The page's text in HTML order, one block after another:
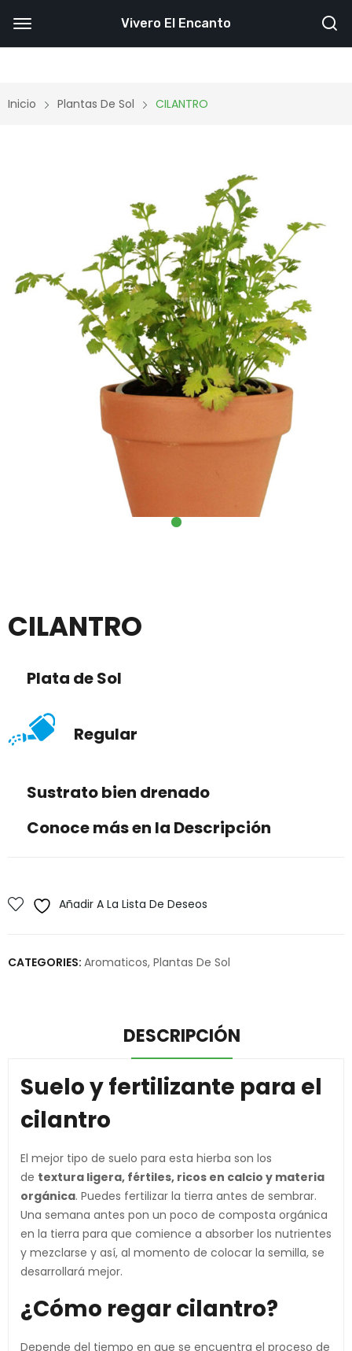
Inicio Plantas De Sol CILANTRO
CILANTRO
Plata de Sol
Regular
Sustrato bien drenado
Conoce más en la Descripción
Añadir A La Lista De Deseos
CATEGORIES: Aromaticos, Plantas De Sol
DESCRIPCIÓN
Suelo y fertilizante para el
cilantro
El mejor tipo de suelo para esta hierba son los
de textura ligera, fértiles, ricos en calcio y materia
orgánica. Puedes fertilizar la tierra antes de sembrar.
Una semana antes pon un poco de composta orgánica
en la tierra para que comience a absorber los nutrientes
y mezclarse y así, al momento de colocar la semilla, se
desarrollará mejor.
¿Cómo regar cilantro?
Depende del tiempo en que se encuentra el proceso de
Vivero El Encanto